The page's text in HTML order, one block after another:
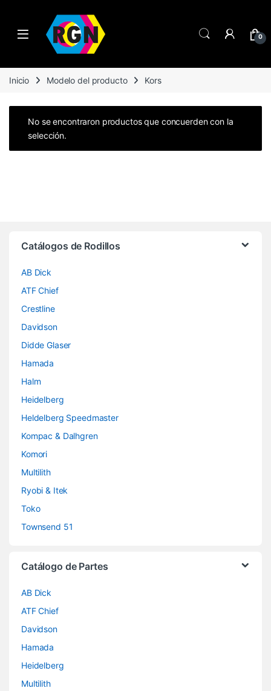
Open 0
Inicio Modelo del producto Kors
No se encontraron productos que concuerden con la
selección.
Catálogos de Rodillos
AB Dick
ATF Chief
Crestline
Davidson
Didde Glaser
Hamada
Halm
Heidelberg
Heldelberg Speedmaster
Kompac & Dalhgren
Komori
Multilith
Ryobi & Itek
Toko
Townsend 51
Catálogo de Partes
AB Dick
ATF Chief
Davidson
Hamada
Heidelberg
Multilith